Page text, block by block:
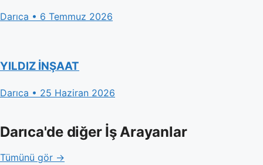
Darıca • 6 Temmuz 2026
YILDIZ İNŞAAT
Darıca • 25 Haziran 2026
Darıca'de diğer İş Arayanlar
Tümünü gör →